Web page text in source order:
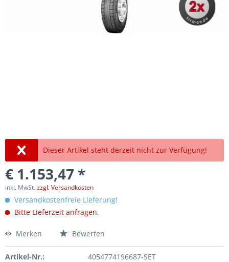
Dieser Artikel steht derzeit nicht zur Verfügung!
€ 1.153,47 *
inkl. MwSt.zzgl. Versandkosten
Versandkostenfreie Lieferung!
Bitte Lieferzeit anfragen.
Merken Bewerten
Artikel-Nr.: 4054774196687-SET